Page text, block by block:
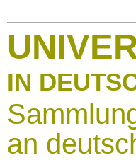
IN
an